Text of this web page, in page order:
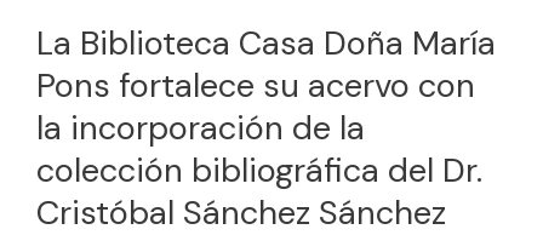
en
noviembre
La Biblioteca Casa Doña María
Pons fortalece su acervo con
la incorporación de la
colección bibliográfica del Dr.
Cristóbal Sánchez Sánchez